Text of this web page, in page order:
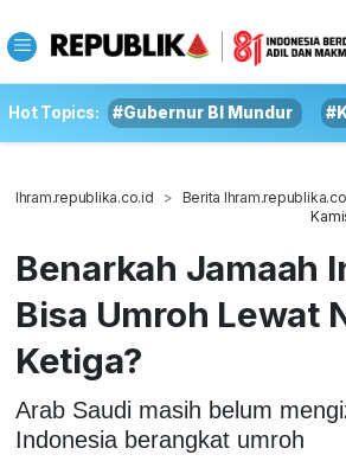
Hot Topics: #Gubernur BI Mundur
Ihram.republika.co.id
Berita
Benarkah Jamaah
Bisa Umroh Lewat
Ketiga?
Arab Saudi masih belum
Indonesia berangkat umroh